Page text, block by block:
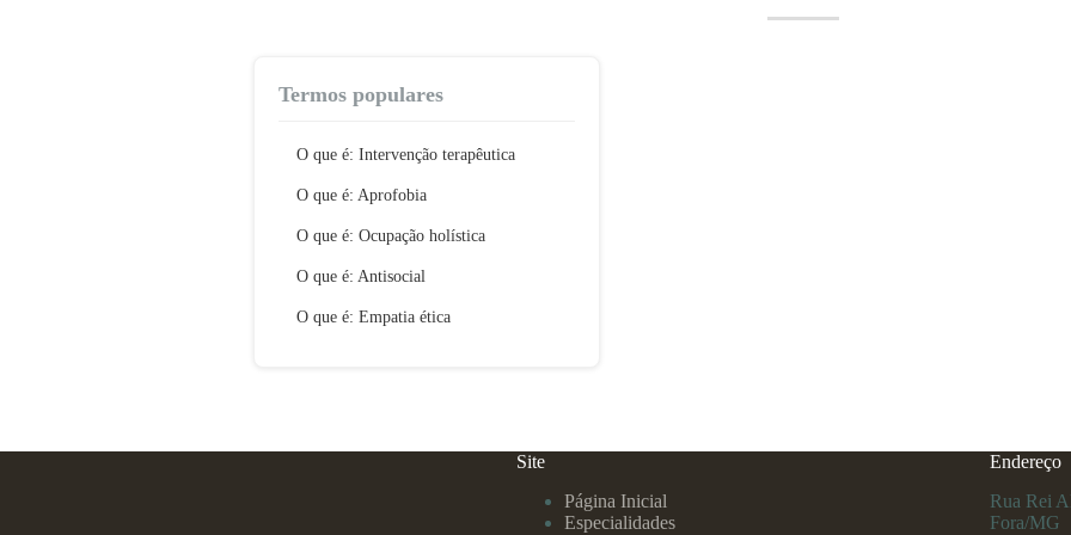
Termos populares
O que é: Intervenção terapêutica
O que é: Aprofobia
O que é: Ocupação holística
O que é: Antisocial
O que é: Empatia ética
Site
Página Inicial
Especialidades
Endereço
Rua Rei
Fora/MG